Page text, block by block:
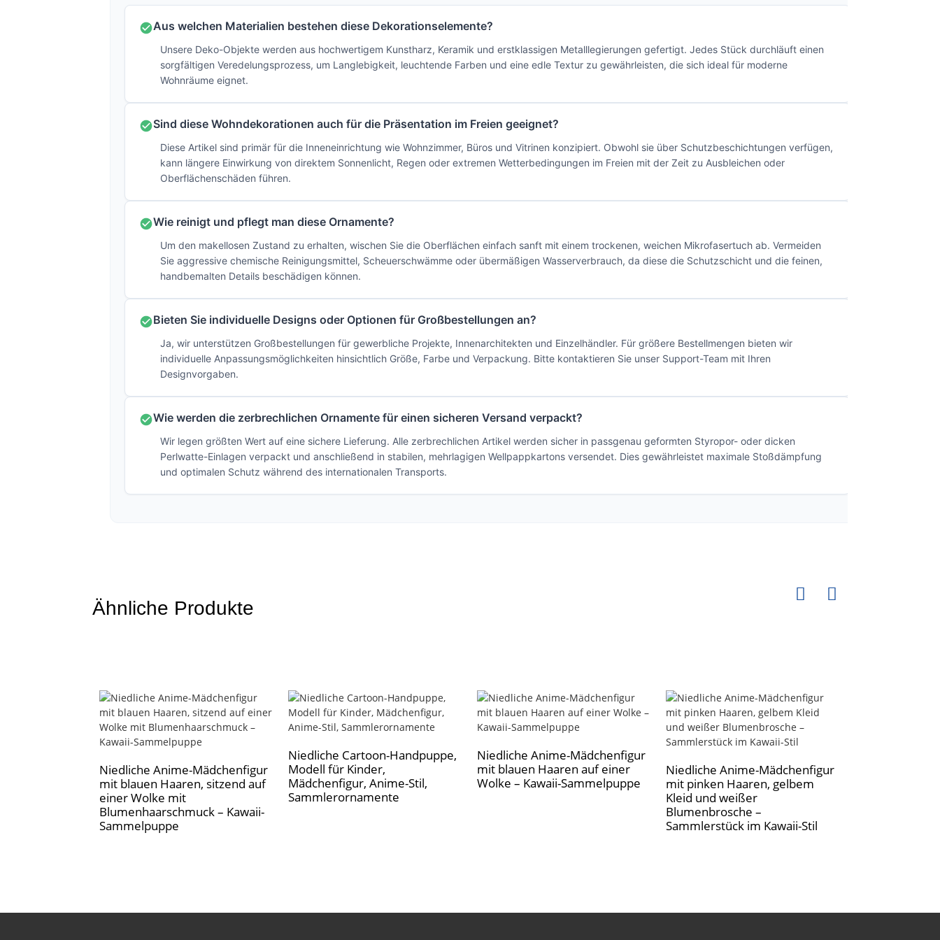
Aus welchen Materialien bestehen diese Dekorationselemente?
Unsere Deko-Objekte werden aus hochwertigem Kunstharz, Keramik und erstklassigen Metalllegierungen gefertigt. Jedes Stück durchläuft einen
sorgfältigen Veredelungsprozess, um Langlebigkeit, leuchtende Farben und eine edle Textur zu gewährleisten, die sich ideal für moderne
Wohnräume eignet.
Sind diese Wohndekorationen auch für die Präsentation im Freien geeignet?
Diese Artikel sind primär für die Inneneinrichtung wie Wohnzimmer, Büros und Vitrinen konzipiert. Obwohl sie über Schutzbeschichtungen verfügen,
kann längere Einwirkung von direktem Sonnenlicht, Regen oder extremen Wetterbedingungen im Freien mit der Zeit zu Ausbleichen oder
Oberflächenschäden führen.
Wie reinigt und pflegt man diese Ornamente?
Um den makellosen Zustand zu erhalten, wischen Sie die Oberflächen einfach sanft mit einem trockenen, weichen Mikrofasertuch ab. Vermeiden
Sie aggressive chemische Reinigungsmittel, Scheuerschwämme oder übermäßigen Wasserverbrauch, da diese die Schutzschicht und die feinen,
handbemalten Details beschädigen können.
Bieten Sie individuelle Designs oder Optionen für Großbestellungen an?
Ja, wir unterstützen Großbestellungen für gewerbliche Projekte, Innenarchitekten und Einzelhändler. Für größere Bestellmengen bieten wir
individuelle Anpassungsmöglichkeiten hinsichtlich Größe, Farbe und Verpackung. Bitte kontaktieren Sie unser Support-Team mit Ihren
Designvorgaben.
Wie werden die zerbrechlichen Ornamente für einen sicheren Versand verpackt?
Wir legen größten Wert auf eine sichere Lieferung. Alle zerbrechlichen Artikel werden sicher in passgenau geformten Styropor- oder dicken
Perlwatte-Einlagen verpackt und anschließend in stabilen, mehrlagigen Wellpappkartons versendet. Dies gewährleistet maximale Stoßdämpfung
und optimalen Schutz während des internationalen Transports.
Ähnliche Produkte
Niedliche Anime-Mädchenfigur
mit blauen Haaren, sitzend auf
einer Wolke mit
Blumenhaarschmuck – Kawaii-
Sammelpuppe
Niedliche Cartoon-Handpuppe,
Modell für Kinder,
Mädchenfigur, Anime-Stil,
Sammlerornamente
Niedliche Anime-Mädchenfigur
mit blauen Haaren auf einer
Wolke – Kawaii-Sammelpuppe
Niedliche Anime-Mädchenfigur
mit pinken Haaren, gelbem
Kleid und weißer
Blumenbrosche –
Sammlerstück im Kawaii-Stil